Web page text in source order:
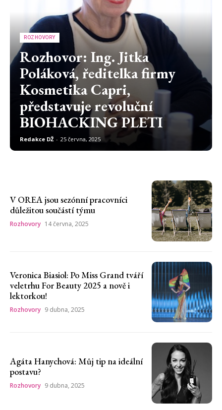
ROZHOVORY
Rozhovor: Ing. Jitka
Poláková, ředitelka firmy
Kosmetika Capri,
představuje revoluční
BIOHACKING PLETI
Redakce DŽ - 25 června, 2025
V OREA jsou sezónní pracovníci
důležitou součástí týmu
Rozhovory 14 června, 2025
Veronica Biasiol: Po Miss Grand tváří
veletrhu For Beauty 2025 a nově i
lektorkou!
Rozhovory 9 dubna, 2025
Agáta Hanychová: Můj tip na ideální
postavu?
Rozhovory 9 dubna, 2025